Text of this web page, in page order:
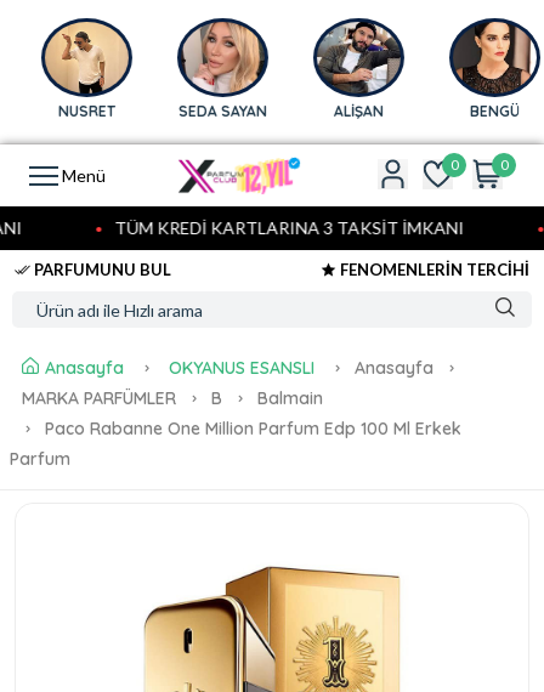
NUSRET SEDA SAYAN ALİŞAN BENGÜ
Menü 0 0
TÜM KREDİ KARTLARINA 3 TAKSİT İMKANI
PARFUMUNU BUL FENOMENLERİN TERCİHİ
Anasayfa OKYANUS ESANSLI
Anasayfa
MARKA PARFÜMLER
B
Balmain
Paco Rabanne One Million Parfum Edp 100 Ml Erkek
Parfum